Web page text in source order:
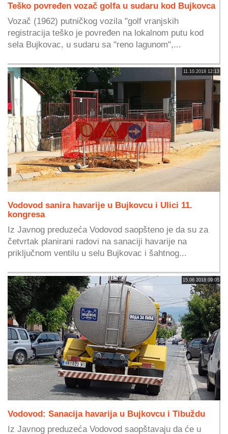
Teško povređen vozač golfa u sudaru kod Bujkovca
Vozač (1962) putničkog vozila "golf vranjskih
registracija teško je povređen na lokalnom putu kod
sela Bujkovac, u sudaru sa "reno lagunom",...
11.10.2018 12:13
Vodovod sanira havarije u Bujkovcu i Ulici 11.
kongresa
Iz Javnog preduzeća Vodovod saopšteno je da su za
četvrtak planirani radovi na sanaciji havarije na
priključnom ventilu u selu Bujkovac i šahtnog...
15.06.2018 09:05
Vodovod: Sanacija havarija u Bujkovcu i Tibuždu
Iz Javnog preduzeća Vodovod saopštavaju da će u